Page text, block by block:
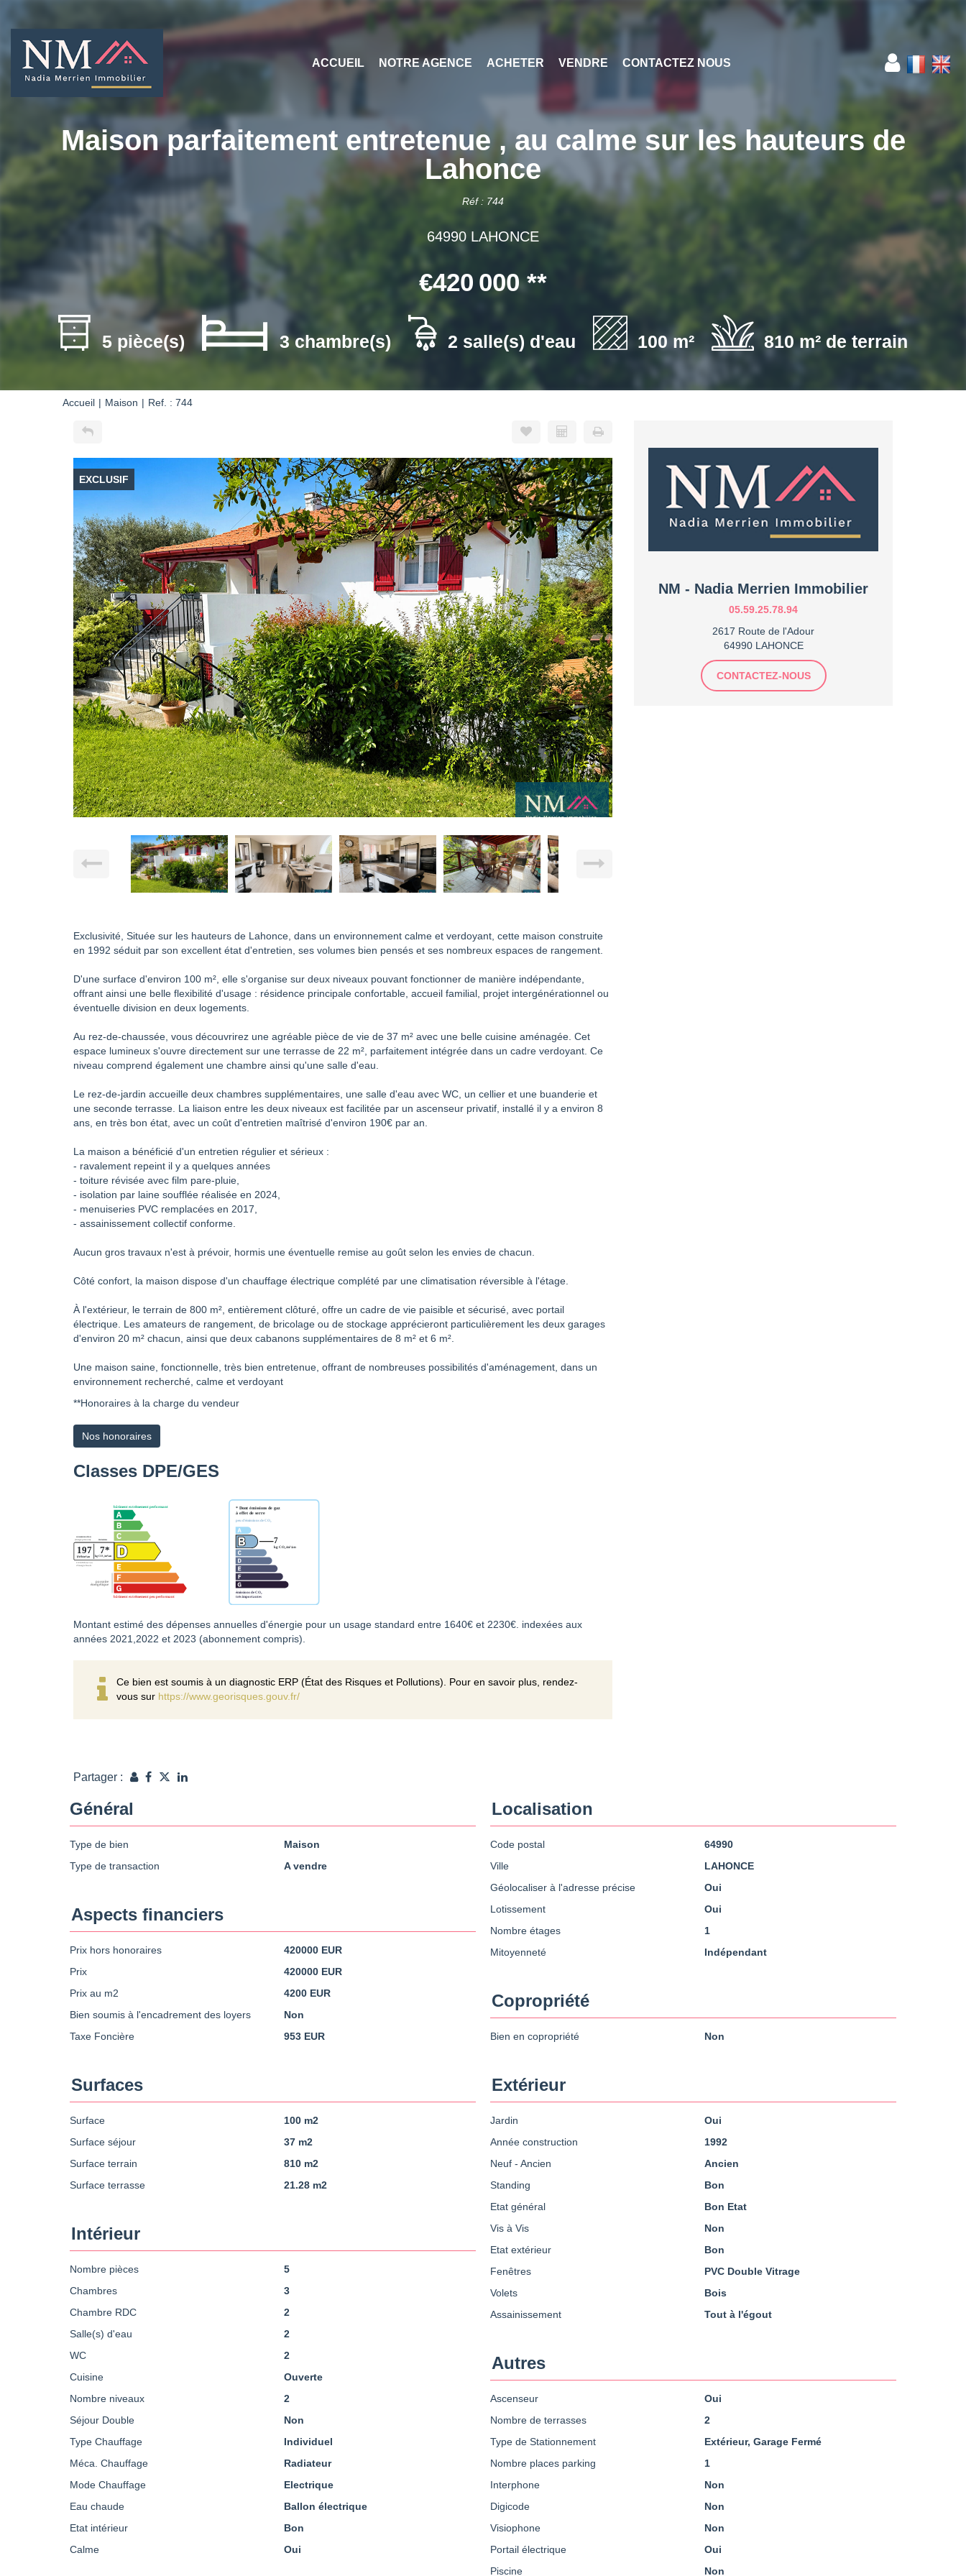
ACCUEIL NOTRE AGENCE ACHETER VENDRE CONTACTEZ NOUS
Maison parfaitement entretenue , au calme sur les hauteurs de
Lahonce
Réf : 744
64990 LAHONCE
€420 000**
5 pièce(s) 3 chambre(s) 2 salle(s) d'eau 100 m² 810 m² de terrain
Accueil Maison Ref. : 744
EXCLUSIF
Exclusivité, Située sur les hauteurs de Lahonce, dans un environnement calme et verdoyant, cette maison construite
en 1992 séduit par son excellent état d'entretien, ses volumes bien pensés et ses nombreux espaces de rangement.
D'une surface d'environ 100 m², elle s'organise sur deux niveaux pouvant fonctionner de manière indépendante,
offrant ainsi une belle flexibilité d'usage : résidence principale confortable, accueil familial, projet intergénérationnel ou
éventuelle division en deux logements.
Au rez-de-chaussée, vous découvrirez une agréable pièce de vie de 37 m² avec une belle cuisine aménagée. Cet
espace lumineux s'ouvre directement sur une terrasse de 22 m², parfaitement intégrée dans un cadre verdoyant. Ce
niveau comprend également une chambre ainsi qu'une salle d'eau.
Le rez-de-jardin accueille deux chambres supplémentaires, une salle d'eau avec WC, un cellier et une buanderie et
une seconde terrasse. La liaison entre les deux niveaux est facilitée par un ascenseur privatif, installé il y a environ 8
ans, en très bon état, avec un coût d'entretien maîtrisé d'environ 190€ par an.
La maison a bénéficié d'un entretien régulier et sérieux :
- ravalement repeint il y a quelques années
- toiture révisée avec film pare-pluie,
- isolation par laine soufflée réalisée en 2024,
- menuiseries PVC remplacées en 2017,
- assainissement collectif conforme.
Aucun gros travaux n'est à prévoir, hormis une éventuelle remise au goût selon les envies de chacun.
Côté confort, la maison dispose d'un chauffage électrique complété par une climatisation réversible à l'étage.
À l'extérieur, le terrain de 800 m², entièrement clôturé, offre un cadre de vie paisible et sécurisé, avec portail
électrique. Les amateurs de rangement, de bricolage ou de stockage apprécieront particulièrement les deux garages
d'environ 20 m² chacun, ainsi que deux cabanons supplémentaires de 8 m² et 6 m².
Une maison saine, fonctionnelle, très bien entretenue, offrant de nombreuses possibilités d'aménagement, dans un
environnement recherché, calme et verdoyant
**Honoraires à la charge du vendeur
Nos honoraires
Classes DPE/GES
Montant estimé des dépenses annuelles d'énergie pour un usage standard entre 1640€ et 2230€. indexées aux
années 2021,2022 et 2023 (abonnement compris).
Ce bien est soumis à un diagnostic ERP (État des Risques et Pollutions). Pour en savoir plus, rendez-
vous sur https://www.georisques.gouv.fr/
Partager :
NM - Nadia Merrien Immobilier
05.59.25.78.94
2617 Route de l'Adour
64990 LAHONCE
CONTACTEZ-NOUS
Général
Type de bien
Maison
Type de transaction
A vendre
Localisation
Code postal
64990
Ville
LAHONCE
Géolocaliser à l'adresse précise
Oui
Lotissement
Oui
Nombre étages
1
Mitoyenneté
Indépendant
Aspects financiers
Prix hors honoraires
420000 EUR
Prix
420000 EUR
Prix au m2
4200 EUR
Bien soumis à l'encadrement des loyers
Non
Taxe Foncière
953 EUR
Copropriété
Bien en copropriété Non
Surfaces
Surface
100 m2
Surface séjour
37 m2
Surface terrain
810 m2
Surface terrasse
21.28 m2
Extérieur
Jardin
Oui
Année construction
1992
Neuf - Ancien
Ancien
Standing
Bon
Etat général
Bon Etat
Vis à Vis
Non
Etat extérieur
Bon
Fenêtres
PVC Double Vitrage
Volets
Bois
Assainissement
Tout à l'égout
Intérieur
Nombre pièces
5
Chambres
3
Chambre RDC
2
Salle(s) d'eau
2
WC
2
Cuisine
Ouverte
Nombre niveaux
2
Séjour Double
Non
Type Chauffage
Individuel
Méca. Chauffage
Radiateur
Mode Chauffage
Electrique
Eau chaude
Ballon électrique
Etat intérieur
Bon
Calme
Oui
Autres
Ascenseur
Oui
Nombre de terrasses
2
Type de Stationnement
Extérieur, Garage Fermé
Nombre places parking
1
Interphone
Non
Digicode
Non
Visiophone
Non
Portail électrique
Oui
Piscine
Non